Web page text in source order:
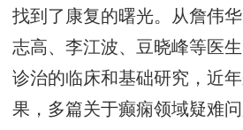
找到了康复的曙光。从詹伟
志高、李江波、豆晓峰等医
诊治的临床和基础研究，近
果，多篇关于癫痫领域疑难